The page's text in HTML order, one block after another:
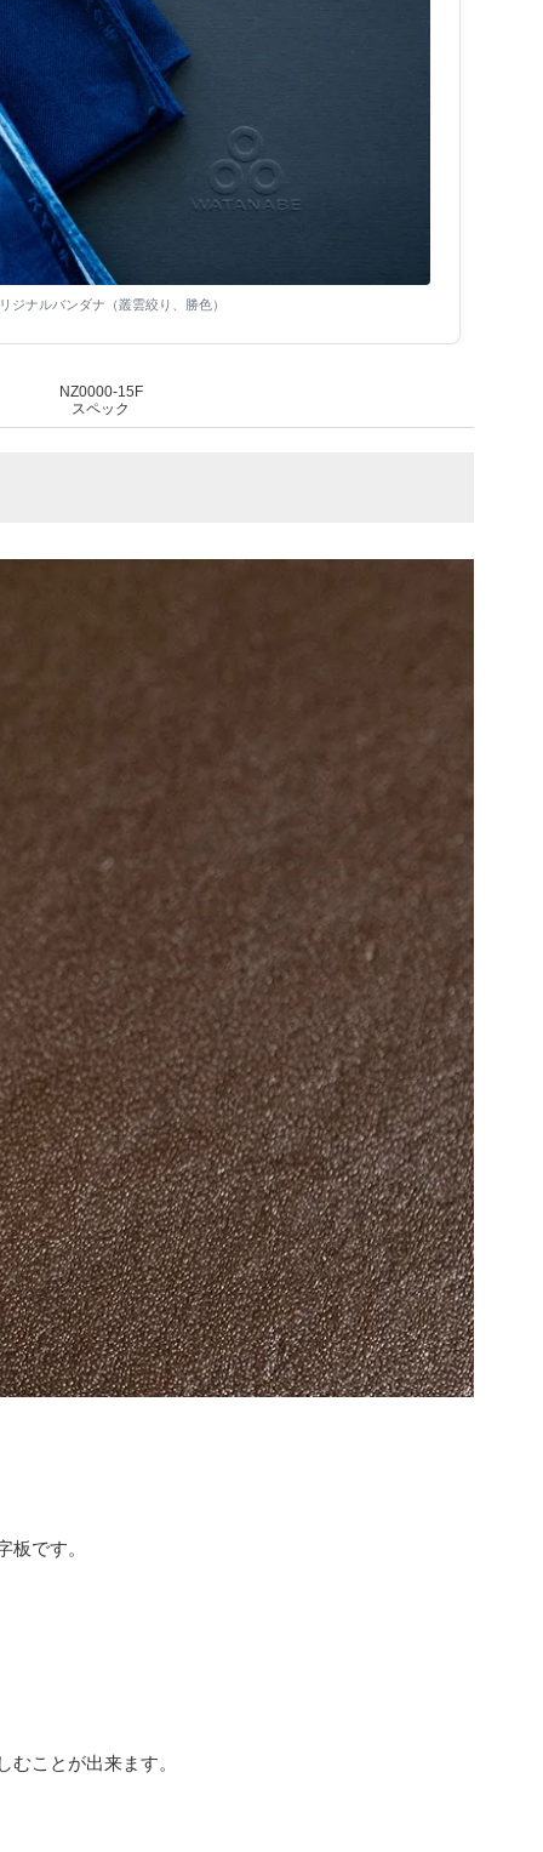
ジナルバンダナ（叢雲絞り、勝色）
NZ0000-15F
スペック
です。
ことが出来ます。